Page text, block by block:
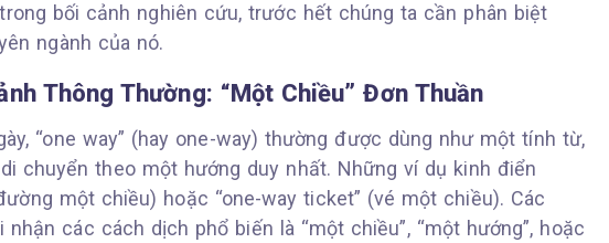
trong bối cảnh nghiên cứu, trước hết chúng ta cần phân biệt
ngành của nó.
Thông Thường: “Một Chiều” Đơn Thuần
“one way” (hay one-way) thường được dùng như một tính từ,
chuyển theo một hướng duy nhất. Những ví dụ kinh điển
một chiều) hoặc “one-way ticket” (vé một chiều). Các
các cách dịch phổ biến là “một chiều”, “một hướng”, hoặc